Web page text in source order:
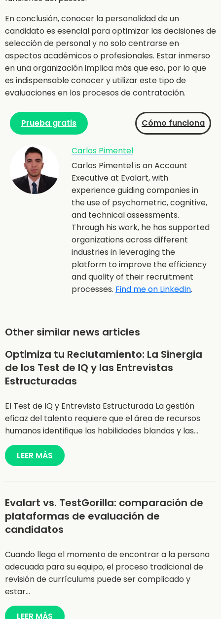
En conclusión, conocer la personalidad de un
candidato es esencial para optimizar las decisiones de
selección de personal y no solo centrarse en
aspectos académicos o profesionales. Estar inmerso
en una organización implica más que eso, por lo que
es indispensable conocer y utilizar este tipo de
evaluaciones en los procesos de contratación.
Prueba gratis Cómo funciona
Carlos Pimentel
Carlos Pimentel is an Account
Executive at Evalart, with
experience guiding companies in
the use of psychometric, cognitive,
and technical assessments.
Through his work, he has supported
organizations across different
industries in leveraging the
platform to improve the efficiency
and quality of their recruitment
processes. Find me on LinkedIn.
Other similar news articles
Optimiza tu Reclutamiento: La Sinergia
de los Test de IQ y las Entrevistas
Estructuradas
El Test de IQ y Entrevista Estructurada La gestión
eficaz del talento requiere que el área de recursos
humanos identifique las habilidades blandas y las…
LEER MÁS
Evalart vs. TestGorilla: comparación de
plataformas de evaluación de
candidatos
Cuando llega el momento de encontrar a la persona
adecuada para su equipo, el proceso tradicional de
revisión de currículums puede ser complicado y
estar…
LEER MÁS